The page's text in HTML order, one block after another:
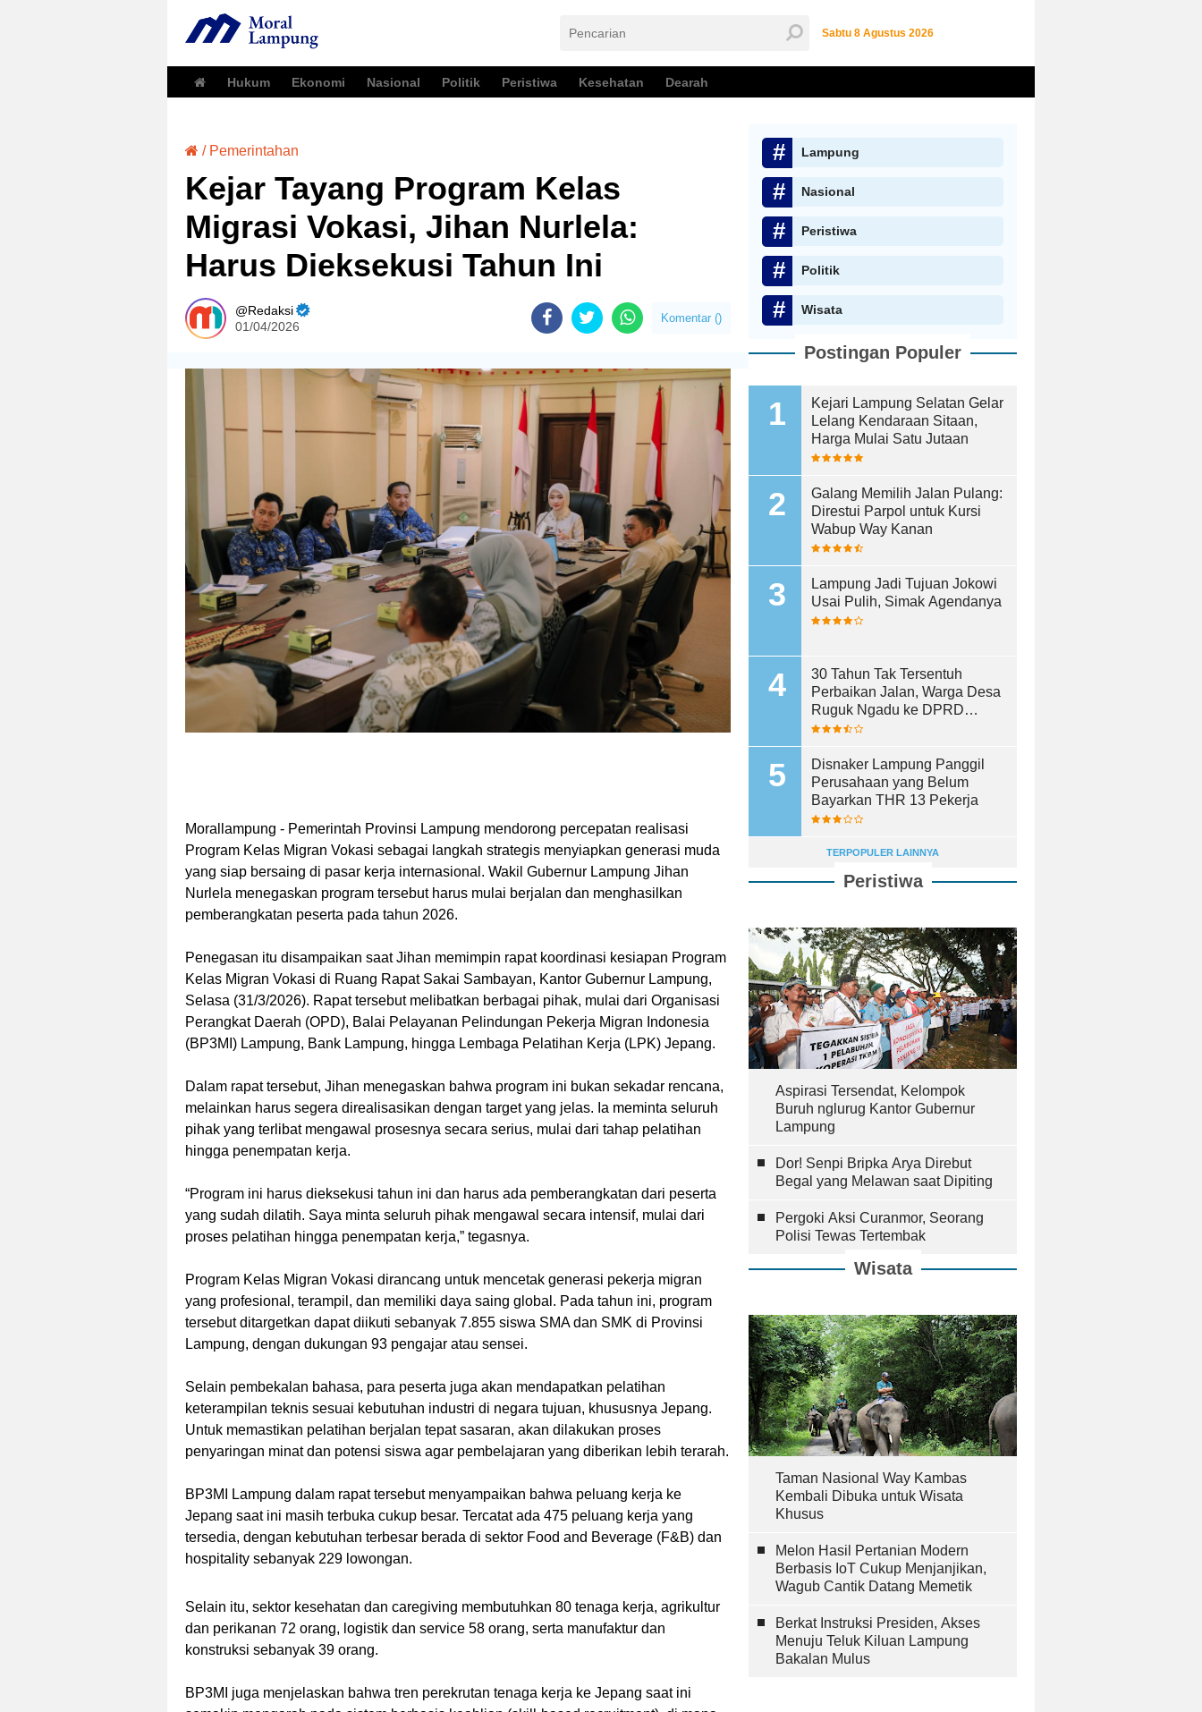
Sabtu 8 Agustus 2026
Hukum Ekonomi Nasional Politik Peristiwa Kesehatan Dearah
/ Pemerintahan
Kejar Tayang Program Kelas
Migrasi Vokasi, Jihan Nurlela:
Harus Dieksekusi Tahun Ini
Redaksi
01/04/2026
Komentar ()
Morallampung - Pemerintah Provinsi Lampung mendorong percepatan realisasi
Program Kelas Migran Vokasi sebagai langkah strategis menyiapkan generasi muda
yang siap bersaing di pasar kerja internasional. Wakil Gubernur Lampung Jihan
Nurlela menegaskan program tersebut harus mulai berjalan dan menghasilkan
pemberangkatan peserta pada tahun 2026.
Penegasan itu disampaikan saat Jihan memimpin rapat koordinasi kesiapan Program
Kelas Migran Vokasi di Ruang Rapat Sakai Sambayan, Kantor Gubernur Lampung,
Selasa (31/3/2026). Rapat tersebut melibatkan berbagai pihak, mulai dari Organisasi
Perangkat Daerah (OPD), Balai Pelayanan Pelindungan Pekerja Migran Indonesia
(BP3MI) Lampung, Bank Lampung, hingga Lembaga Pelatihan Kerja (LPK) Jepang.
Dalam rapat tersebut, Jihan menegaskan bahwa program ini bukan sekadar rencana,
melainkan harus segera direalisasikan dengan target yang jelas. Ia meminta seluruh
pihak yang terlibat mengawal prosesnya secara serius, mulai dari tahap pelatihan
hingga penempatan kerja.
“Program ini harus dieksekusi tahun ini dan harus ada pemberangkatan dari peserta
yang sudah dilatih. Saya minta seluruh pihak mengawal secara intensif, mulai dari
proses pelatihan hingga penempatan kerja,” tegasnya.
Program Kelas Migran Vokasi dirancang untuk mencetak generasi pekerja migran
yang profesional, terampil, dan memiliki daya saing global. Pada tahun ini, program
tersebut ditargetkan dapat diikuti sebanyak 7.855 siswa SMA dan SMK di Provinsi
Lampung, dengan dukungan 93 pengajar atau sensei.
Selain pembekalan bahasa, para peserta juga akan mendapatkan pelatihan
keterampilan teknis sesuai kebutuhan industri di negara tujuan, khususnya Jepang.
Untuk memastikan pelatihan berjalan tepat sasaran, akan dilakukan proses
penyaringan minat dan potensi siswa agar pembelajaran yang diberikan lebih terarah.
BP3MI Lampung dalam rapat tersebut menyampaikan bahwa peluang kerja ke
Jepang saat ini masih terbuka cukup besar. Tercatat ada 475 peluang kerja yang
tersedia, dengan kebutuhan terbesar berada di sektor Food and Beverage (F&B) dan
hospitality sebanyak 229 lowongan.
Selain itu, sektor kesehatan dan caregiving membutuhkan 80 tenaga kerja, agrikultur
dan perikanan 72 orang, logistik dan service 58 orang, serta manufaktur dan
konstruksi sebanyak 39 orang.
BP3MI juga menjelaskan bahwa tren perekrutan tenaga kerja ke Jepang saat ini
Lampung
Nasional
Peristiwa
Politik
Wisata
Postingan Populer
Kejari Lampung Selatan Gelar
Lelang Kendaraan Sitaan,
Harga Mulai Satu Jutaan
Galang Memilih Jalan Pulang:
Direstui Parpol untuk Kursi
Wabup Way Kanan
Lampung Jadi Tujuan Jokowi
Usai Pulih, Simak Agendanya
30 Tahun Tak Tersentuh
Perbaikan Jalan, Warga Desa
Ruguk Ngadu ke DPRD
Lampung Selatan
Disnaker Lampung Panggil
Perusahaan yang Belum
Bayarkan THR 13 Pekerja
TERPOPULER LAINNYA
Peristiwa
Aspirasi Tersendat, Kelompok
Buruh nglurug Kantor Gubernur
Lampung
Dor! Senpi Bripka Arya Direbut
Begal yang Melawan saat Dipiting
Pergoki Aksi Curanmor, Seorang
Polisi Tewas Tertembak
Wisata
Taman Nasional Way Kambas
Kembali Dibuka untuk Wisata
Khusus
Melon Hasil Pertanian Modern
Berbasis IoT Cukup Menjanjikan,
Wagub Cantik Datang Memetik
Berkat Instruksi Presiden, Akses
Menuju Teluk Kiluan Lampung
Bakalan Mulus